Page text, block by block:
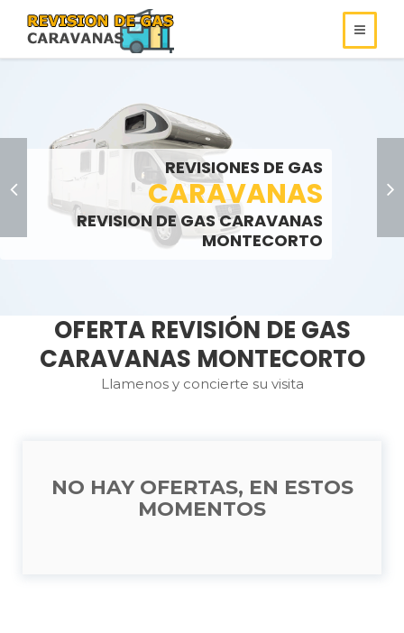
REVISIONES DE GAS
CARAVANAS
REVISION DE GAS CARAVANAS
MONTECORTO
>
REVISIONES DE
GAS
AUTOCARAVANAS
LLAMENOS:
REVISIONES DE GAS
ROULOTS
SOMOS ESPECIALISTAS EN
REVISIONES DE GAS
LLAMENOS:
OFERTA REVISIÓN DE GAS
CARAVANAS MONTECORTO
Llamenos y concierte su visita
NO HAY OFERTAS, EN ESTOS
MOMENTOS